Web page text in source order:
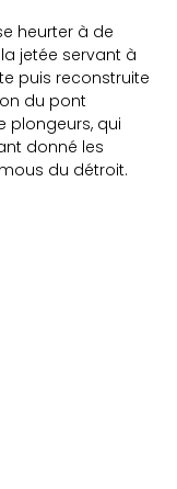
heurter à de
jetée servant à
puis reconstruite
du pont
plongeurs, qui
donné les
du détroit.